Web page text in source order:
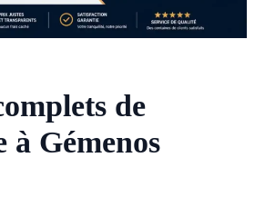
de
à Gémenos